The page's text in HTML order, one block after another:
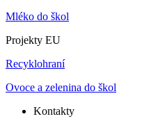
Mléko do škol
Projekty EU
Recyklohraní
Ovoce a zelenina do škol
Kontakty